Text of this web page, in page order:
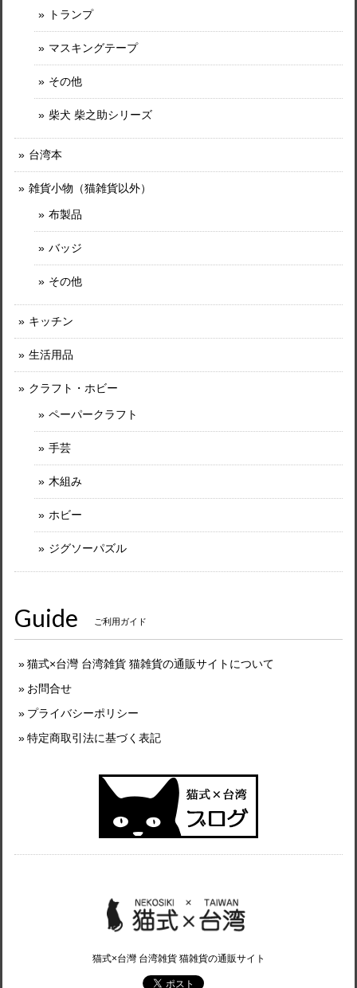
トランプ
マスキングテープ
その他
柴犬 柴之助シリーズ
台湾本
雑貨小物（猫雑貨以外）
布製品
バッジ
その他
キッチン
生活用品
クラフト・ホビー
ペーパークラフト
手芸
木組み
ホビー
ジグソーパズル
Guide ご利用ガイド
猫式×台灣 台湾雑貨 猫雑貨の通販サイトについて
お問合せ
プライバシーポリシー
特定商取引法に基づく表記
猫式×台灣 台湾雑貨 猫雑貨の通販サイト